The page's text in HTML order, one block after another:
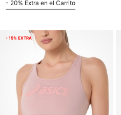
- 20% Extra en el Carrito
- 15% EXTRA